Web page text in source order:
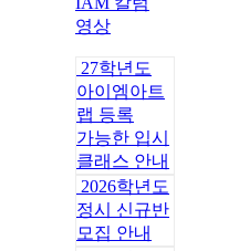
영상
27학년도
아이엠아트
랩 등록
가능한 입시
클래스 안내
2026학년도
정시 신규반
모집 안내